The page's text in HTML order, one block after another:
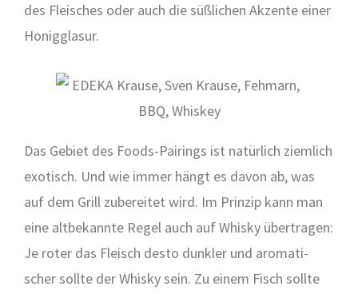
des Flei­sches oder auch die süß­li­chen Akzen­te einer
Honig­gla­sur.
Das Gebiet des Foods-Pai­rings ist natür­lich ziem­lich
exo­tisch. Und wie immer hängt es davon ab, was
auf dem Grill zube­rei­tet wird. Im Prin­zip kann man
eine alt­be­kann­te Regel auch auf Whis­ky über­tra­gen:
Je roter das Fleisch des­to dunk­ler und aro­ma­ti­
scher soll­te der Whis­ky sein. Zu einem Fisch soll­te